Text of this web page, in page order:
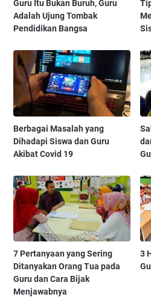
Guru Itu Bukan Buruh, Guru
Adalah Ujung Tombak
Pendidikan Bangsa
Berbagai Masalah yang
Dihadapi Siswa dan Guru
Akibat Covid 19
7 Pertanyaan yang Sering
Ditanyakan Orang Tua pada
Guru dan Cara Bijak
Menjawabnya
3